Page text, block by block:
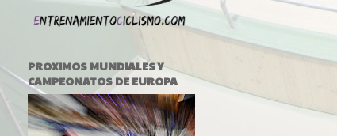
PROXIMOS MUNDIALES Y
CAMPEONATOS DE EUROPA